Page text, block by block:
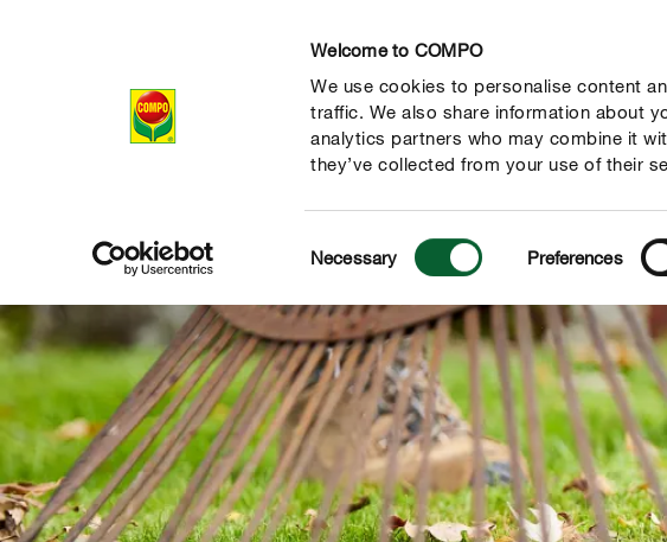
Welcome to COMPO
We use cookies to personalise content
traffic. We also share information about
analytics partners who may combine it
they’ve collected from your use of their
Selection
Necessary Preferences
Producten Advies
natuur